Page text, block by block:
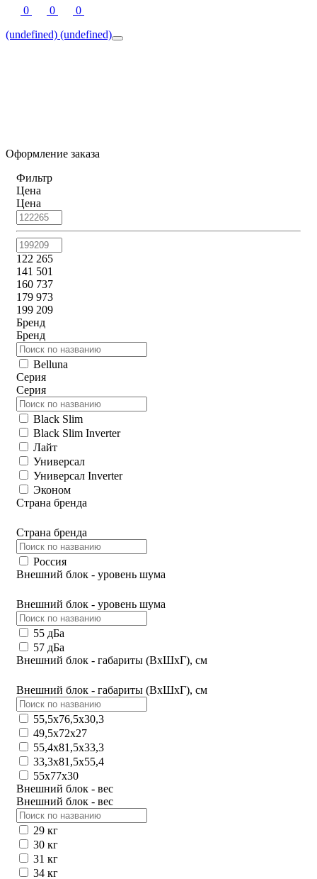
0
0
0
(undefined) (undefined)
Оформление заказа
Фильтр
Цена
Цена
122 265
141 501
160 737
179 973
199 209
Бренд
Бренд
Belluna
Серия
Серия
Black Slim
Black Slim Inverter
Лайт
Универсал
Универсал Inverter
Эконом
Страна бренда
Страна бренда
Россия
Внешний блок - уровень шума
Внешний блок - уровень шума
55 дБа
57 дБа
Внешний блок - габариты (ВхШхГ), см
Внешний блок - габариты (ВхШхГ), см
55,5х76,5х30,3
49,5х72х27
55,4х81,5х33,3
33,3x81,5х55,4
55x77x30
Внешний блок - вес
Внешний блок - вес
29 кг
30 кг
31 кг
34 кг